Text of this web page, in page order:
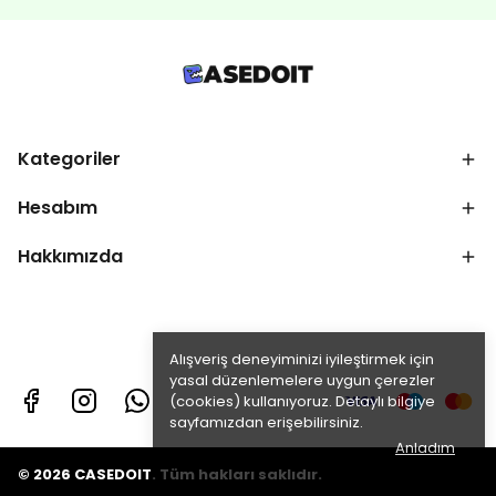
Alışveriş deneyiminizi iyileştirmek için
yasal düzenlemelere uygun çerezler
(cookies) kullanıyoruz. Detaylı bilgiye
sayfamızdan erişebilirsiniz.
Anladım
Kategoriler
Hesabım
Hakkımızda
© 2026 CASEDOIT. Tüm hakları saklıdır.